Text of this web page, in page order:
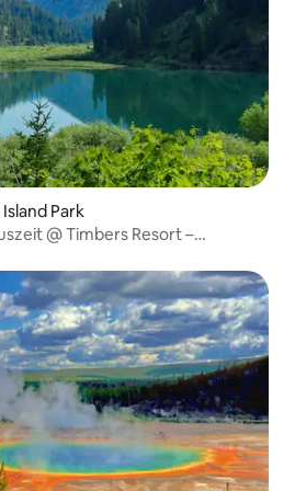
Park
@ Timbers Resort –